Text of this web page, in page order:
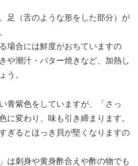
足（舌のような形をした部分）が
場合には鮮度がおちていますの
や潮汁・バター焼きなど、加熱し
う。
青紫色をしていますが、「さっ
に変わり、味も引き締まります。
ぎるとほっき貝が堅くなりますの
は刺身や黄身酢合えや酢の物でも